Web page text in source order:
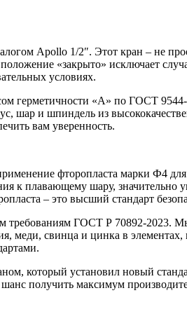
Apollo 1/2″. Этот кран – не
«закрыто» исключает
условиях.
герметичности «А» по ГОСТ 9544-
шар и шпиндель из
вам уверенность.
фторопласта марки Ф4
к плавающему шару,
– это высший стандарт
требованиям ГОСТ Р 70892-2023.
меди, свинца и цинка в
который установил новый
получить максимум